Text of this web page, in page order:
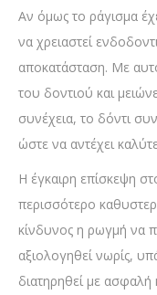
Αν όμως το ράγισμα
να χρειαστεί
αποκατάσταση. Με
του δοντιού και
συνέχεια, το δόντι
ώστε να αντέχει
Η έγκαιρη επίσκεψη
περισσότερο
κίνδυνος η ρωγμή να
αξιολογηθεί νωρίς,
διατηρηθεί με ασφαλή